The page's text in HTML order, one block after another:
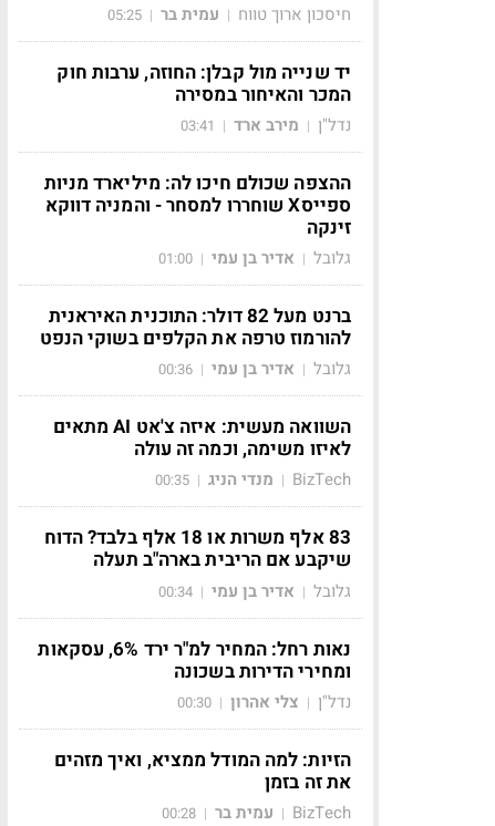
חיסכון ארוך טווח | עמית בר |
05:25
יד שנייה מול קבלן: החוזה, ערבות חוק
המכר והאיחור במסירה
נדל"ן | מירב ארד |
03:41
ההצפה שכולם חיכו לה: מיליארד מניות
ספייסX שוחררו למסחר - והמניה דווקא
זינקה
גלובל | אדיר בן עמי |
01:00
ברנט מעל 82 דולר: התוכנית האיראנית
להורמוז טרפה את הקלפים בשוקי הנפט
גלובל | אדיר בן עמי |
00:36
השוואה מעשית: איזה צ'אט AI מתאים
לאיזו משימה, וכמה זה עולה
BizTech
| מנדי הניג |
00:35
83 אלף משרות או 18 אלף בלבד? הדוח
שיקבע אם הריבית בארה"ב תעלה
גלובל | אדיר בן עמי |
00:34
נאות רחל: המחיר למ"ר ירד 6%, עסקאות
ומחירי הדירות בשכונה
נדל"ן | צלי אהרון |
00:30
הזיות: למה המודל ממציא, ואיך מזהים
את זה בזמן
BizTech
| עמית בר |
00:28